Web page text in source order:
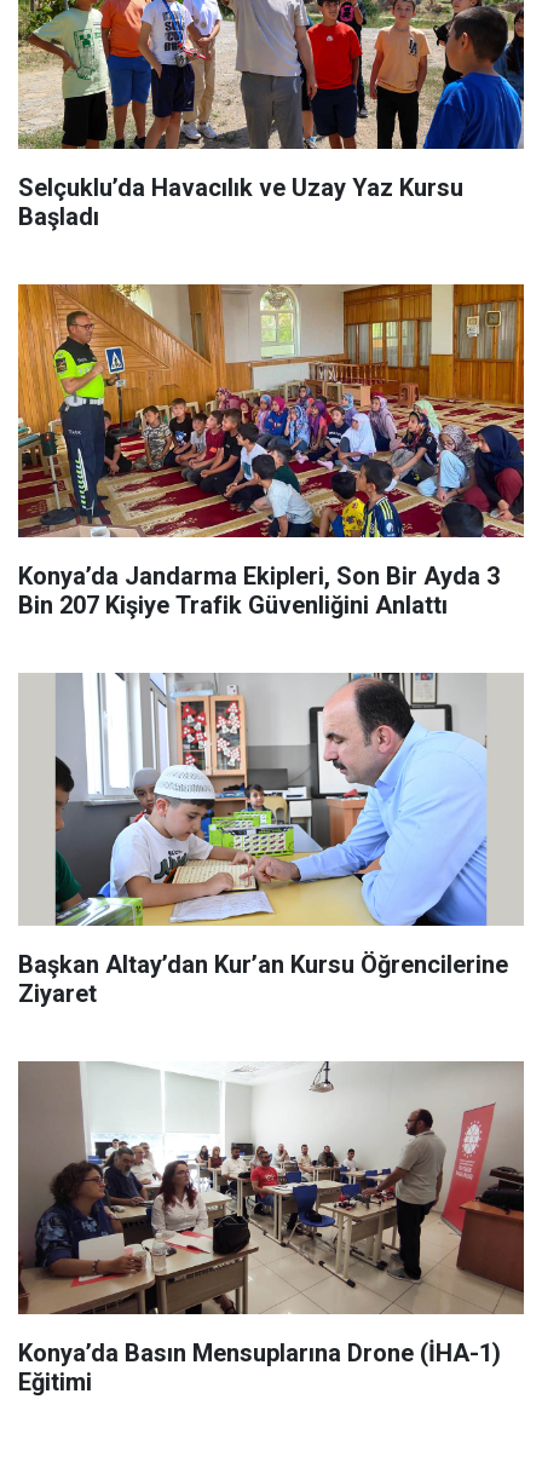
Selçuklu’da Havacılık ve Uzay Yaz Kursu
Başladı
Konya’da Jandarma Ekipleri, Son Bir Ayda 3
Bin 207 Kişiye Trafik Güvenliğini Anlattı
Başkan Altay’dan Kur’an Kursu Öğrencilerine
Ziyaret
Konya’da Basın Mensuplarına Drone (İHA-1)
Eğitimi